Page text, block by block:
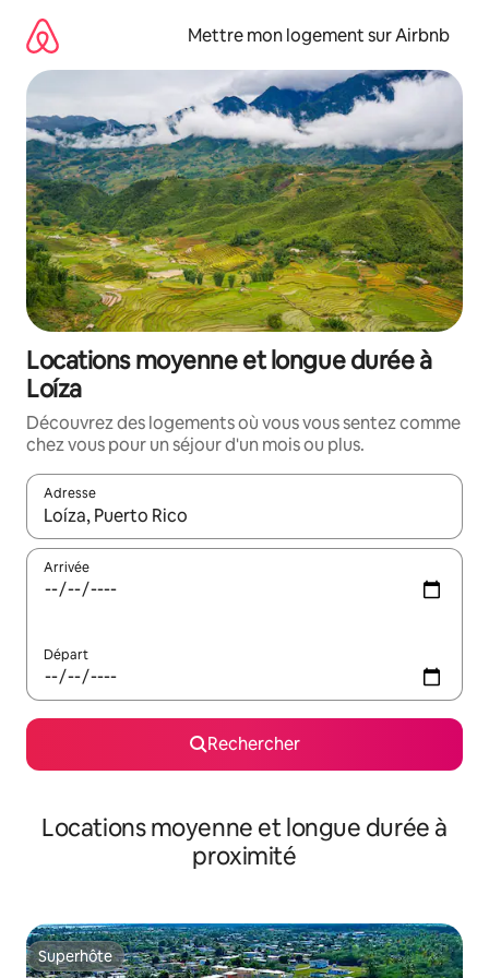
directement
contenu
Mettre mon logement sur Airbnb
Locations moyenne et longue durée à
Loíza
Découvrez des logements où vous vous sentez comme
chez vous pour un séjour d'un mois ou plus.
Adresse
Lorsque les résultats s'affichent, utilisez les flèches vers le
Arrivée
Départ
Rechercher
Locations moyenne et longue durée à
proximité
Superhôte
Superhôte